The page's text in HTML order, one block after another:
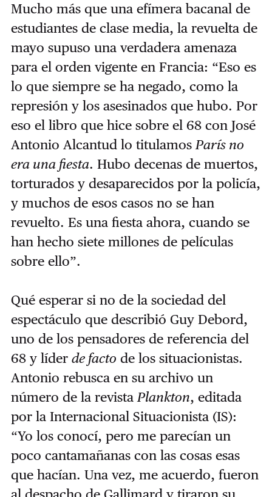
Mucho más que una efímera bacanal de
estudiantes de clase media, la revuelta de
mayo supuso una verdadera amenaza
para el orden vigente en Francia: “Eso es
lo que siempre se ha negado, como la
represión y los asesinados que hubo. Por
eso el libro que hice sobre el 68 con José
Antonio Alcantud lo titulamos París no
era una fiesta. Hubo decenas de muertos,
torturados y desaparecidos por la policía,
y muchos de esos casos no se han
revuelto. Es una fiesta ahora, cuando se
han hecho siete millones de películas
sobre ello”.
Qué esperar si no de la sociedad del
espectáculo que describió Guy Debord,
uno de los pensadores de referencia del
68 y líder de facto de los situacionistas.
Antonio rebusca en su archivo un
número de la revista Plankton, editada
por la Internacional Situacionista (IS):
“Yo los conocí, pero me parecían un
poco cantamañanas con las cosas esas
que hacían. Una vez, me acuerdo, fueron